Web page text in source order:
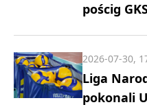
pościg
Liga
pokonali
2026-07-30,